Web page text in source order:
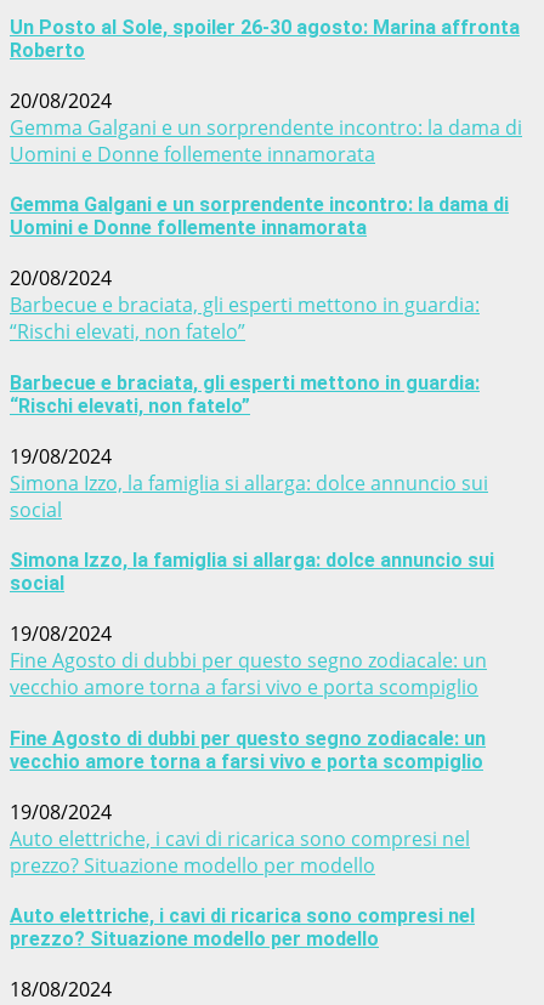
Un Posto al Sole, spoiler 26-30 agosto: Marina affronta
Roberto
20/08/2024
Gemma Galgani e un sorprendente incontro: la dama di
Uomini e Donne follemente innamorata
Gemma Galgani e un sorprendente incontro: la dama di
Uomini e Donne follemente innamorata
20/08/2024
Barbecue e braciata, gli esperti mettono in guardia:
“Rischi elevati, non fatelo”
Barbecue e braciata, gli esperti mettono in guardia:
“Rischi elevati, non fatelo”
19/08/2024
Simona Izzo, la famiglia si allarga: dolce annuncio sui
social
Simona Izzo, la famiglia si allarga: dolce annuncio sui
social
19/08/2024
Fine Agosto di dubbi per questo segno zodiacale: un
vecchio amore torna a farsi vivo e porta scompiglio
Fine Agosto di dubbi per questo segno zodiacale: un
vecchio amore torna a farsi vivo e porta scompiglio
19/08/2024
Auto elettriche, i cavi di ricarica sono compresi nel
prezzo? Situazione modello per modello
Auto elettriche, i cavi di ricarica sono compresi nel
prezzo? Situazione modello per modello
18/08/2024